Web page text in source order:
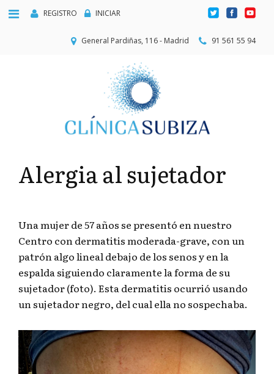
REGISTRO INICIAR
General Pardiñas, 116 - Madrid 91 561 55 94
Alergia al sujetador
Una mujer de 57 años se presentó en nuestro
Centro con dermatitis moderada-grave, con un
patrón algo lineal debajo de los senos y en la
espalda siguiendo claramente la forma de su
sujetador (foto). Esta dermatitis ocurrió usando
un sujetador negro, del cual ella no sospechaba.